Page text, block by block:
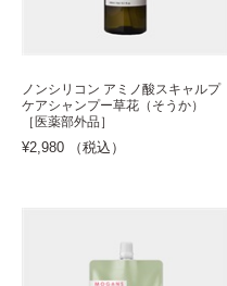
ノンシリコン アミノ酸スキャルプ
ケアシャンプー草花（そうか）
［医薬部外品］
¥2,980 （税込）